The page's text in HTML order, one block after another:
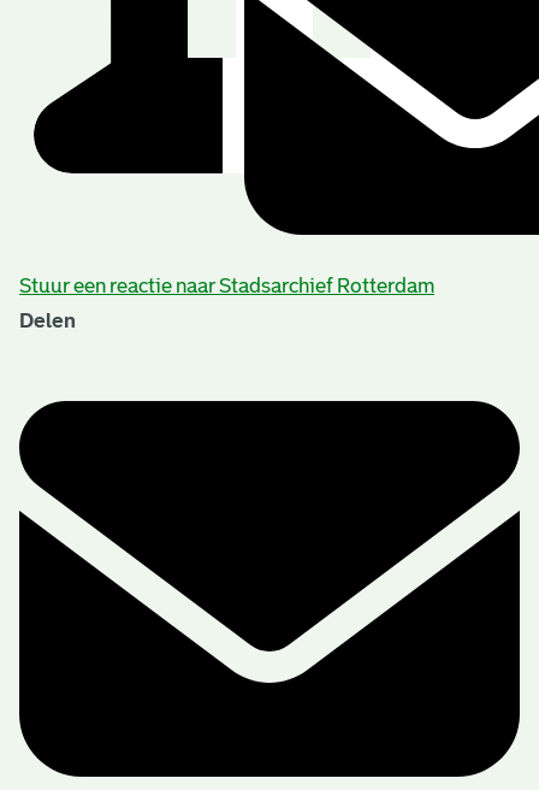
Stuur een reactie naar Stadsarchief Rotterdam
Delen